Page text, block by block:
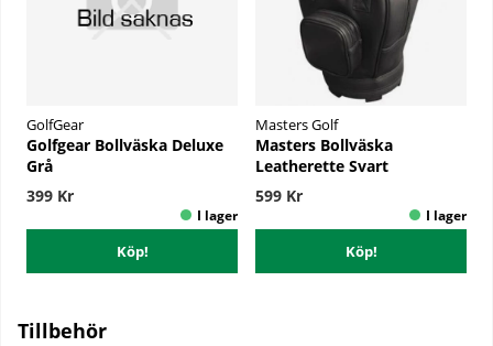
GolfGear
Golfgear Bollväska Deluxe
Grå
399 Kr
Köp!
Masters Golf
Masters Bollväska
Leatherette Svart
599 Kr
Köp!
Tillbehör